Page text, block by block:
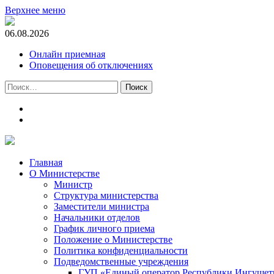
Верхнее меню
06.08.2026
Онлайн приемная
Оповещения об отключениях
Найти:
Главная
О Министерстве
Министр
Cтруктура министерства
Заместители министра
Начальники отделов
График личного приема
Положение о Министерстве
Политика конфиденциальности
Подведомственные учреждения